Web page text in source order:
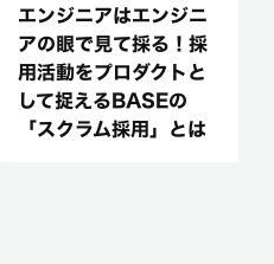
エンジニアはエンジニ
アの眼で見て採る！採
用活動をプロダクトと
して捉えるBASEの
「スクラム採用」とは